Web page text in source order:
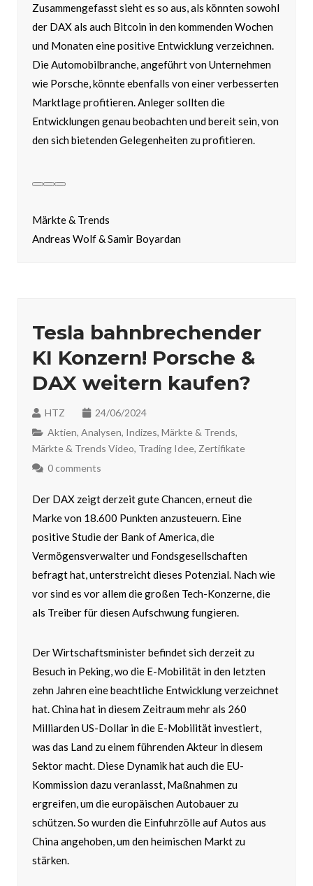
Zusammengefasst sieht es so aus, als könnten sowohl
der DAX als auch Bitcoin in den kommenden Wochen
und Monaten eine positive Entwicklung verzeichnen.
Die Automobilbranche, angeführt von Unternehmen
wie Porsche, könnte ebenfalls von einer verbesserten
Marktlage profitieren. Anleger sollten die
Entwicklungen genau beobachten und bereit sein, von
den sich bietenden Gelegenheiten zu profitieren.
Märkte & Trends
Andreas Wolf & Samir Boyardan
Tesla bahnbrechender
KI Konzern! Porsche &
DAX weitern kaufen?
HTZ
24/06/2024
Aktien, Analysen, Indizes, Märkte & Trends,
Märkte & Trends Video, Trading Idee, Zertifikate
0 comments
Der DAX zeigt derzeit gute Chancen, erneut die
Marke von 18.600 Punkten anzusteuern. Eine
positive Studie der Bank of America, die
Vermögensverwalter und Fondsgesellschaften
befragt hat, unterstreicht dieses Potenzial. Nach wie
vor sind es vor allem die großen Tech-Konzerne, die
als Treiber für diesen Aufschwung fungieren.
Der Wirtschaftsminister befindet sich derzeit zu
Besuch in Peking, wo die E-Mobilität in den letzten
zehn Jahren eine beachtliche Entwicklung verzeichnet
hat. China hat in diesem Zeitraum mehr als 260
Milliarden US-Dollar in die E-Mobilität investiert,
was das Land zu einem führenden Akteur in diesem
Sektor macht. Diese Dynamik hat auch die EU-
Kommission dazu veranlasst, Maßnahmen zu
ergreifen, um die europäischen Autobauer zu
schützen. So wurden die Einfuhrzölle auf Autos aus
China angehoben, um den heimischen Markt zu
stärken.